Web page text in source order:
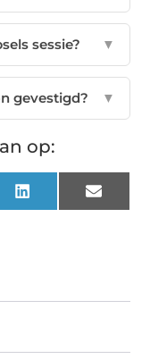
sessie? ▼
gevestigd? ▼
op:
LinkedIn Email